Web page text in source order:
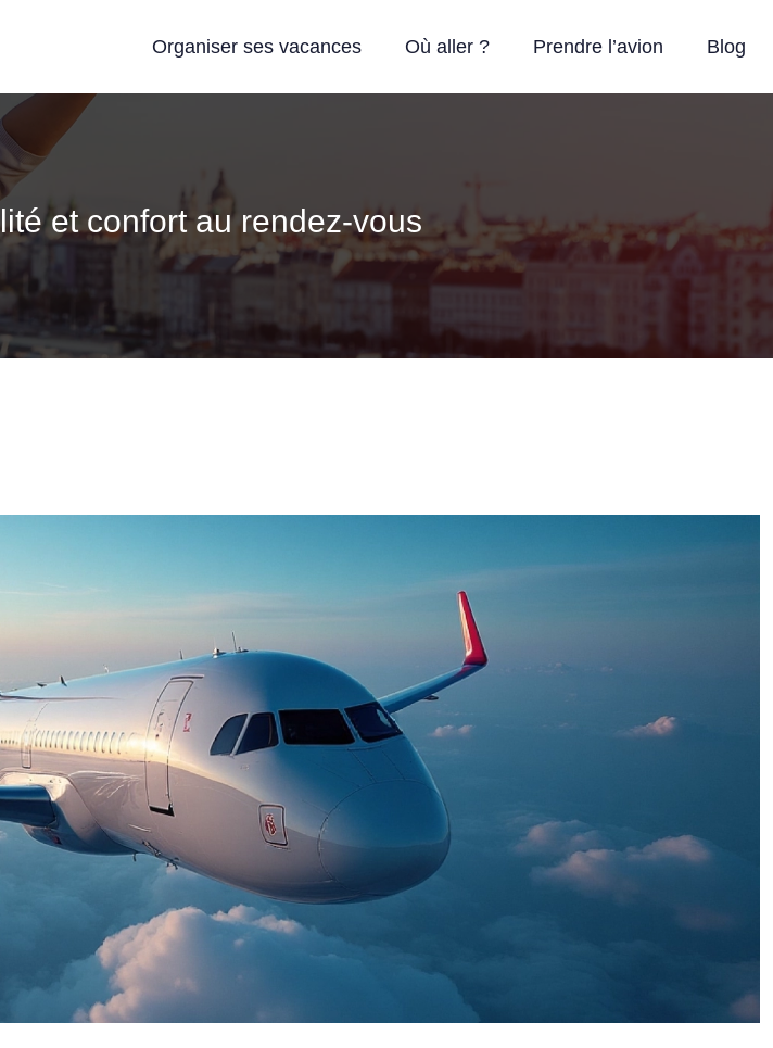
Organiser ses vacances Où aller ? Prendre l’avion Blog
et confort au rendez-vous